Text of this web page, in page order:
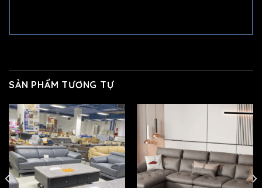
SẢN PHẨM TƯƠNG TỰ